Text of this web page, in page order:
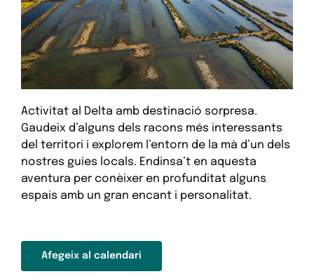
Activitat al Delta amb destinació sorpresa.
Gaudeix d’alguns dels racons més interessants
del territori i explorem l’entorn de la mà d’un dels
nostres guies locals. Endinsa’t en aquesta
aventura per conèixer en profunditat alguns
espais amb un gran encant i personalitat.
Afegeix al calendari